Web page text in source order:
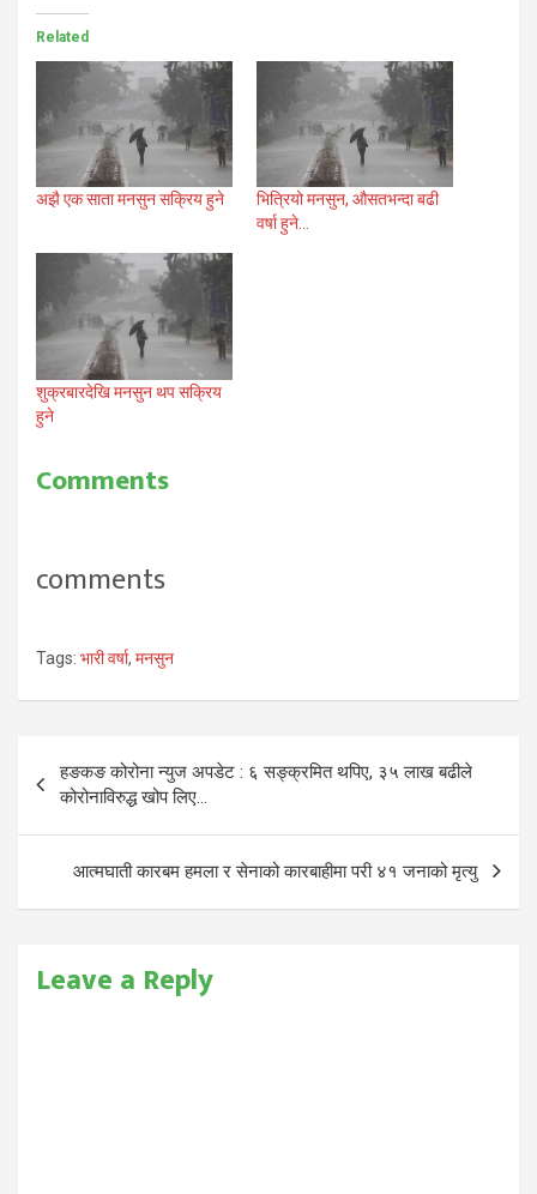
Related
अझै एक साता मनसुन सक्रिय हुने
भित्रियो मनसुन, औसतभन्दा बढी
वर्षा हुने…
शुक्रबारदेखि मनसुन थप सक्रिय
हुने
Comments
comments
Tags: भारी वर्षा, मनसुन
Post
navigation
हङकङ कोरोना न्युज अपडेट : ६ सङ्क्रमित थपिए, ३५ लाख बढीले
कोरोनाविरुद्ध खोप लिए…
आत्मघाती कारबम हमला र सेनाको कारबाहीमा परी ४१ जनाको मृत्यु
Leave a Reply